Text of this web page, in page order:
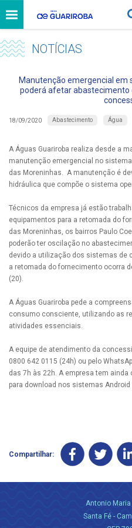
NOTÍCIAS
Manutenção emergencial em
poderá afetar abastecimento
18/09/2020 Abastecimento Água
A Águas Guariroba realiza desde a
manutenção emergencial no
das Moreninhas. A manutenção é
hidráulica que compõe o sistema
Técnicos da empresa já estão
equipamentos para a retomada do
das Moreninhas, os bairros Paulo
poderão ter oscilação no
devido a utilização dos sistemas de
a retomada do fornecimento ocorra
(20).
A Águas Guariroba pede a
consumo consciente, utilizando as
atividades essenciais.
A equipe de atendimento da
0800 642 0115 (24h) ou pelo
das 7h às 22h. A empresa tem ainda
para download nos sistemas Android
Compartilhar:
Antonio Maria
Santa Fé -